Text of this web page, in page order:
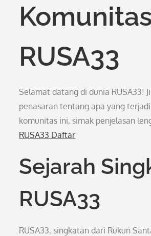
Komunitas
RUSA33
Selamat datang di dunia RUSA33!
penasaran tentang apa yang
komunitas ini, simak penjelasan
RUSA33 Daftar
Sejarah
RUSA33
RUSA33, singkatan dari Rukun